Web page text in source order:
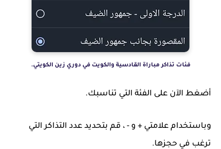
فئات تذاكر مباراة القادسية والكويت في دوري زين الكويتي.
أضغط الآن على الفئة التي تناسبك.
وباستخدام علامتي + و - ، قم بتحديد عدد التذاكر التي
ترغب في حجزها.